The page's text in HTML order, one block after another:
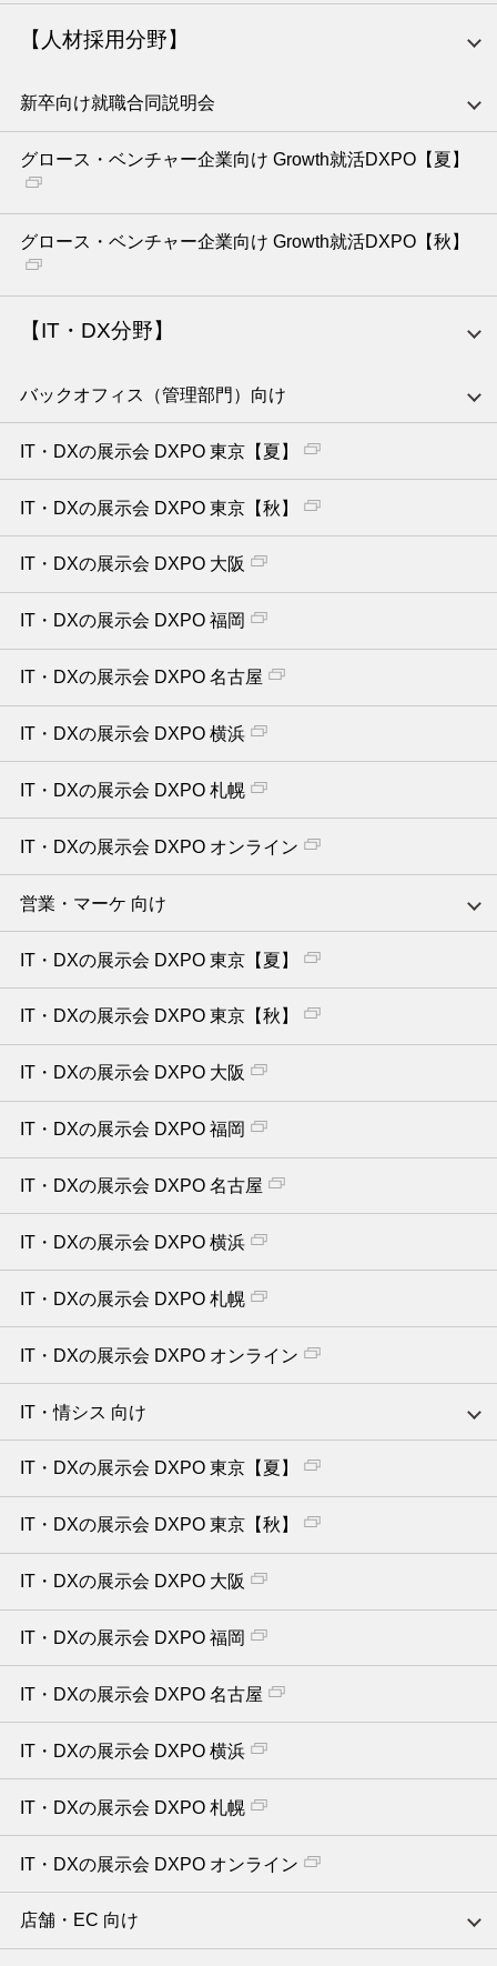
【人材採用分野】
新卒向け就職合同説明会
グロース・ベンチャー企業向け Growth就活DXPO【夏】
グロース・ベンチャー企業向け Growth就活DXPO【秋】
【IT・DX分野】
バックオフィス（管理部門）向け
IT・DXの展示会 DXPO 東京【夏】
IT・DXの展示会 DXPO 東京【秋】
IT・DXの展示会 DXPO 大阪
IT・DXの展示会 DXPO 福岡
IT・DXの展示会 DXPO 名古屋
IT・DXの展示会 DXPO 横浜
IT・DXの展示会 DXPO 札幌
IT・DXの展示会 DXPO オンライン
営業・マーケ 向け
IT・DXの展示会 DXPO 東京【夏】
IT・DXの展示会 DXPO 東京【秋】
IT・DXの展示会 DXPO 大阪
IT・DXの展示会 DXPO 福岡
IT・DXの展示会 DXPO 名古屋
IT・DXの展示会 DXPO 横浜
IT・DXの展示会 DXPO 札幌
IT・DXの展示会 DXPO オンライン
IT・情シス 向け
IT・DXの展示会 DXPO 東京【夏】
IT・DXの展示会 DXPO 東京【秋】
IT・DXの展示会 DXPO 大阪
IT・DXの展示会 DXPO 福岡
IT・DXの展示会 DXPO 名古屋
IT・DXの展示会 DXPO 横浜
IT・DXの展示会 DXPO 札幌
IT・DXの展示会 DXPO オンライン
店舗・EC 向け